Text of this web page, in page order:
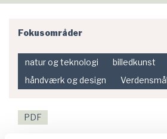
Fokusområder
natur og teknologi billedkunst
håndværk og design
Verdensmål
PDF